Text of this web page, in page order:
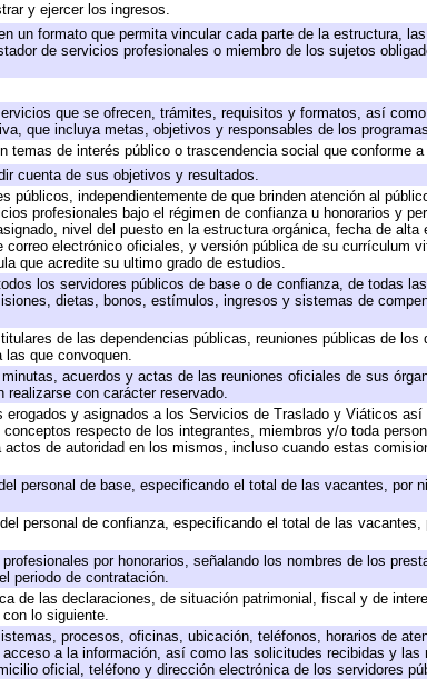
y ejercer los ingresos.
un formato que permita vincular cada parte de la estructura,
de servicios profesionales o miembro de los sujetos
que se ofrecen, trámites, requisitos y formatos, así
que incluya metas, objetivos y responsables de los
temas de interés público o trascendencia social que conforme
cuenta de sus objetivos y resultados.
públicos, independientemente de que brinden atención al
profesionales bajo el régimen de confianza u honorarios y
nivel del puesto en la estructura orgánica, fecha de
correo electrónico oficiales, y versión pública de su currículum
que acredite su ultimo grado de estudios.
los servidores públicos de base o de confianza, de todas
dietas, bonos, estímulos, ingresos y sistemas de
de las dependencias públicas, reuniones públicas de
que convoquen.
acuerdos y actas de las reuniones oficiales de sus
realizarse con carácter reservado.
y asignados a los Servicios de Traslado y Viáticos
respecto de los integrantes, miembros y/o toda
de autoridad en los mismos, incluso cuando estas
personal de base, especificando el total de las vacantes, por
personal de confianza, especificando el total de las vacantes,
por honorarios, señalando los nombres de los
periodo de contratación.
de las declaraciones, de situación patrimonial, fiscal y de
lo siguiente.
procesos, oficinas, ubicación, teléfonos, horarios de
a la información, así como las solicitudes recibidas y las
oficial, teléfono y dirección electrónica de los servidores